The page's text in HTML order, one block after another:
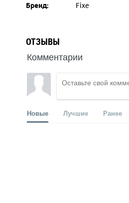
Бренд:
Fixe
ОТЗЫВЫ
Комментарии
Новые Лучшие Ранее